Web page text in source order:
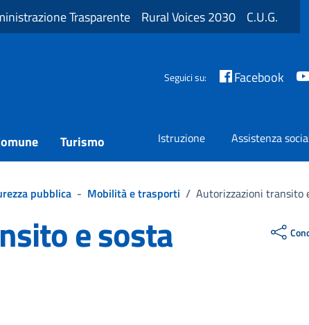
Trasparente Rural Voices 2030 C.U.G.
Seguici su: Facebook
Turismo Istruzione Assistenza
pubblica - Mobilità e trasporti / Autorizzazioni transito
e sosta